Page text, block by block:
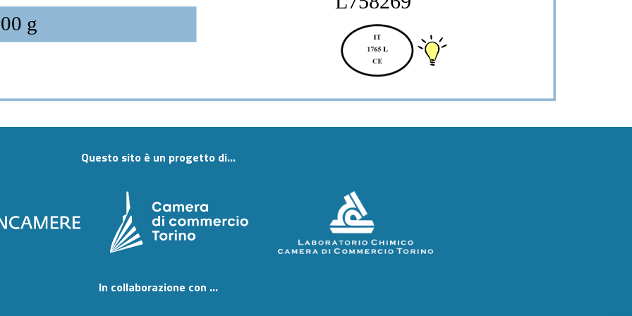
g
Questo sito è un progetto di...
In collaborazione con ...